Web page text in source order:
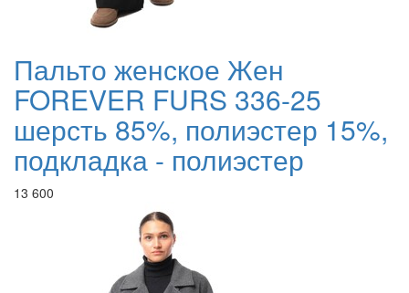
Пальто женское Жен
FOREVER FURS 336-25
шерсть 85%, полиэстер 15%,
подкладка - полиэстер
13 600